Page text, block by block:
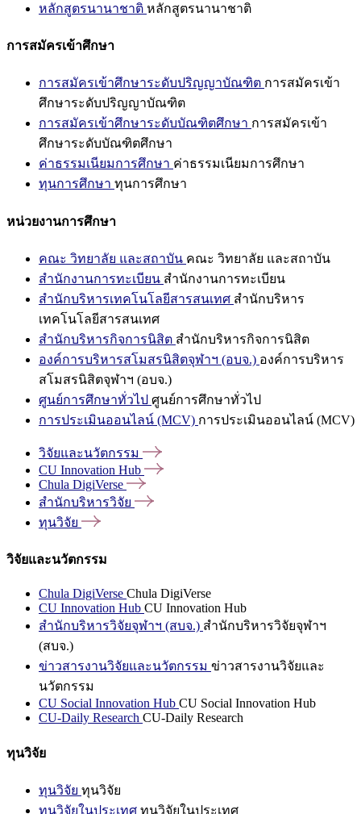
หลักสูตรนานาชาติ หลักสูตรนานาชาติ
การสมัครเข้าศึกษา
การสมัครเข้าศึกษาระดับปริญญาบัณฑิต การสมัครเข้า
ศึกษาระดับปริญญาบัณฑิต
การสมัครเข้าศึกษาระดับบัณฑิตศึกษา การสมัครเข้า
ศึกษาระดับบัณฑิตศึกษา
ค่าธรรมเนียมการศึกษา ค่าธรรมเนียมการศึกษา
ทุนการศึกษา ทุนการศึกษา
หน่วยงานการศึกษา
คณะ วิทยาลัย และสถาบัน คณะ วิทยาลัย และสถาบัน
สำนักงานการทะเบียน สำนักงานการทะเบียน
สำนักบริหารเทคโนโลยีสารสนเทศ สำนักบริหาร
เทคโนโลยีสารสนเทศ
สำนักบริหารกิจการนิสิต สำนักบริหารกิจการนิสิต
องค์การบริหารสโมสรนิสิตจุฬาฯ (อบจ.) องค์การบริหาร
สโมสรนิสิตจุฬาฯ (อบจ.)
ศูนย์การศึกษาทั่วไป ศูนย์การศึกษาทั่วไป
การประเมินออนไลน์ (MCV) การประเมินออนไลน์ (MCV)
วิจัยและนวัตกรรม
CU Innovation Hub
Chula DigiVerse
สำนักบริหารวิจัย
ทุนวิจัย
วิจัยและนวัตกรรม
Chula DigiVerse Chula DigiVerse
CU Innovation Hub CU Innovation Hub
สำนักบริหารวิจัยจุฬาฯ (สบจ.) สำนักบริหารวิจัยจุฬาฯ
(สบจ.)
ข่าวสารงานวิจัยและนวัตกรรม ข่าวสารงานวิจัยและ
นวัตกรรม
CU Social Innovation Hub CU Social Innovation Hub
CU-Daily Research CU-Daily Research
ทุนวิจัย
ทุนวิจัย ทุนวิจัย
ทุนวิจัยในประเทศ ทุนวิจัยในประเทศ